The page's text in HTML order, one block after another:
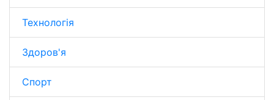
Технологія
Здоров'я
Спорт